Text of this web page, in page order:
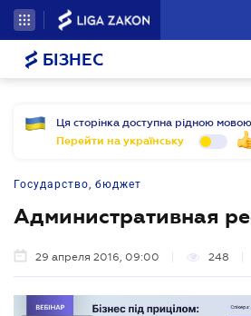
БІЗНЕС
Ця сторінка доступна рідною
Перейти на українську
Государство, бюджет
Административная
29 апреля 2016, 09:00 248